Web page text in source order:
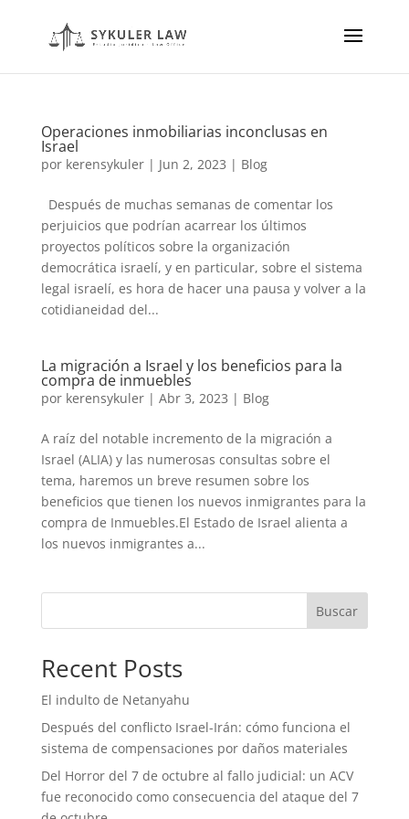
Operaciones inmobiliarias inconclusas en
Israel
por kerensykuler| Jun 2, 2023 | Blog
Después de muchas semanas de comentar los
perjuicios que podrían acarrear los últimos
proyectos políticos sobre la organización
democrática israelí, y en particular, sobre el sistema
legal israelí, es hora de hacer una pausa y volver a la
cotidianeidad del...
La migración a Israel y los beneficios para la
compra de inmuebles
por kerensykuler| Abr 3, 2023 | Blog
A raíz del notable incremento de la migración a
Israel (ALIA) y las numerosas consultas sobre el
tema, haremos un breve resumen sobre los
beneficios que tienen los nuevos inmigrantes para la
compra de Inmuebles.El Estado de Israel alienta a
los nuevos inmigrantes a...
Buscar
Recent Posts
El indulto de Netanyahu
Después del conflicto Israel-Irán: cómo funciona el
sistema de compensaciones por daños materiales
Del Horror del 7 de octubre al fallo judicial: un ACV
fue reconocido como consecuencia del ataque del 7